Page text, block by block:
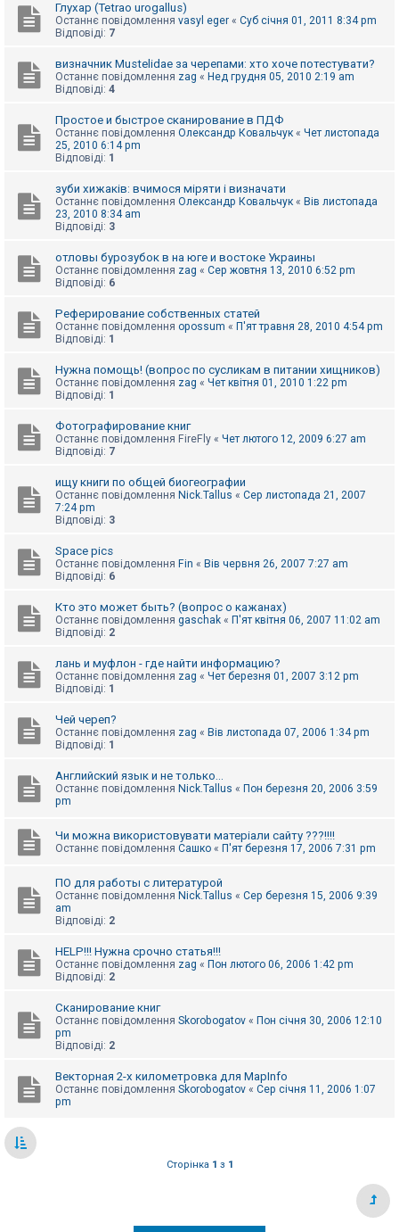
Глухар (Tetrao urogallus)
Останнє повідомлення vasyl eger « Суб січня 01, 2011 8:34 pm
Відповіді: 7
визначник Mustelidae за черепами: хто хоче потестувати?
Останнє повідомлення zag « Нед грудня 05, 2010 2:19 am
Відповіді: 4
Простое и быстрое сканирование в ПДФ
Останнє повідомлення Олександр Ковальчук « Чет листопада
25, 2010 6:14 pm
Відповіді: 1
зуби хижаків: вчимося міряти і визначати
Останнє повідомлення Олександр Ковальчук « Вів листопада
23, 2010 8:34 am
Відповіді: 3
отловы бурозубок в на юге и востоке Украины
Останнє повідомлення zag « Сер жовтня 13, 2010 6:52 pm
Відповіді: 6
Реферирование собственных статей
Останнє повідомлення opossum « П'ят травня 28, 2010 4:54 pm
Відповіді: 1
Нужна помощь! (вопрос по сусликам в питании хищников)
Останнє повідомлення zag « Чет квітня 01, 2010 1:22 pm
Відповіді: 1
Фотографирование книг
Останнє повідомлення FireFly « Чет лютого 12, 2009 6:27 am
Відповіді: 7
ищу книги по общей биогеографии
Останнє повідомлення Nick.Tallus « Сер листопада 21, 2007
7:24 pm
Відповіді: 3
Space pics
Останнє повідомлення Fin « Вів червня 26, 2007 7:27 am
Відповіді: 6
Кто это может быть? (вопрос о кажанах)
Останнє повідомлення gaschak « П'ят квітня 06, 2007 11:02 am
Відповіді: 2
лань и муфлон - где найти информацию?
Останнє повідомлення zag « Чет березня 01, 2007 3:12 pm
Відповіді: 1
Чей череп?
Останнє повідомлення zag « Вів листопада 07, 2006 1:34 pm
Відповіді: 1
Английский язык и не только...
Останнє повідомлення Nick.Tallus « Пон березня 20, 2006 3:59
pm
Чи можна використовувати матеріали сайту ???!!!!
Останнє повідомлення Сашко « П'ят березня 17, 2006 7:31 pm
ПО для работы с литературой
Останнє повідомлення Nick.Tallus « Сер березня 15, 2006 9:39
am
Відповіді: 2
HELP!!! Нужна срочно статья!!!
Останнє повідомлення zag « Пон лютого 06, 2006 1:42 pm
Відповіді: 2
Сканирование книг
Останнє повідомлення Skorobogatov « Пон січня 30, 2006 12:10
pm
Відповіді: 2
Векторная 2-х километровка для MapInfo
Останнє повідомлення Skorobogatov « Сер січня 11, 2006 1:07
pm
Сторінка 1 з 1